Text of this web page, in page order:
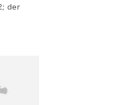
der